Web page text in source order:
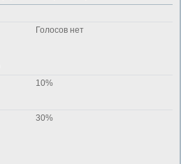
Голосов нет
10%
30%